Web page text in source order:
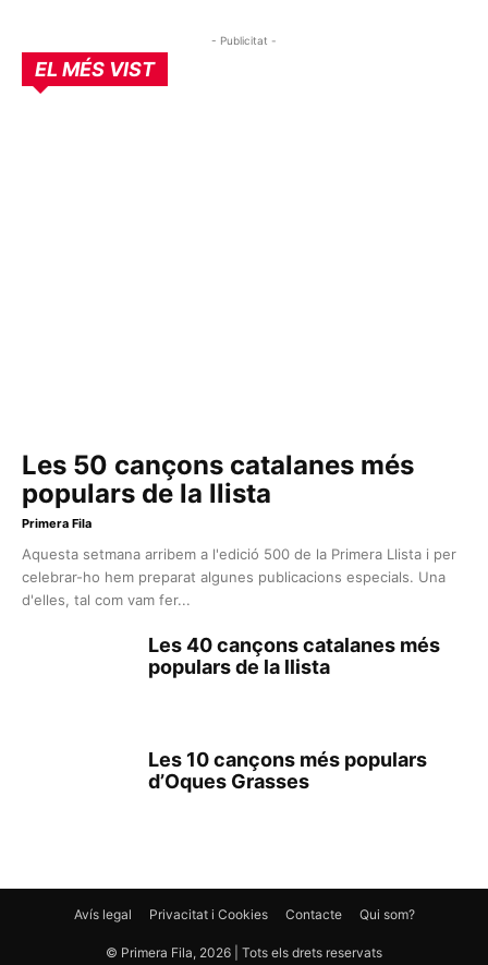
- Publicitat -
EL MÉS VIST
Les 50 cançons catalanes més
populars de la llista
Primera Fila
Aquesta setmana arribem a l'edició 500 de la Primera Llista i per
celebrar-ho hem preparat algunes publicacions especials. Una
d'elles, tal com vam fer...
Les 40 cançons catalanes més
populars de la llista
Les 10 cançons més populars
d’Oques Grasses
Avís legal Privacitat i Cookies Contacte Qui som?
© Primera Fila, 2026 | Tots els drets reservats